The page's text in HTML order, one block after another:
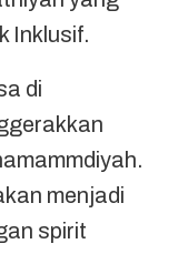
Inklusif.
di
menjadi
spirit